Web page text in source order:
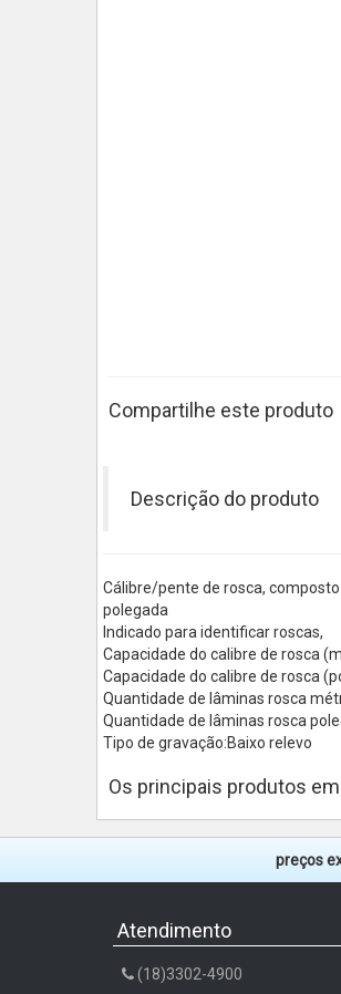
Compartilhe este produto
Descrição do produto
Cálibre/pente de rosca,
polegada
Indicado para identificar roscas,
Capacidade do calibre de rosca
Capacidade do calibre de rosca
Quantidade de lâminas rosca
Quantidade de lâminas rosca
Tipo de gravação:Baixo relevo
Os principais produtos
preços
Atendimento
(18)3302-4900